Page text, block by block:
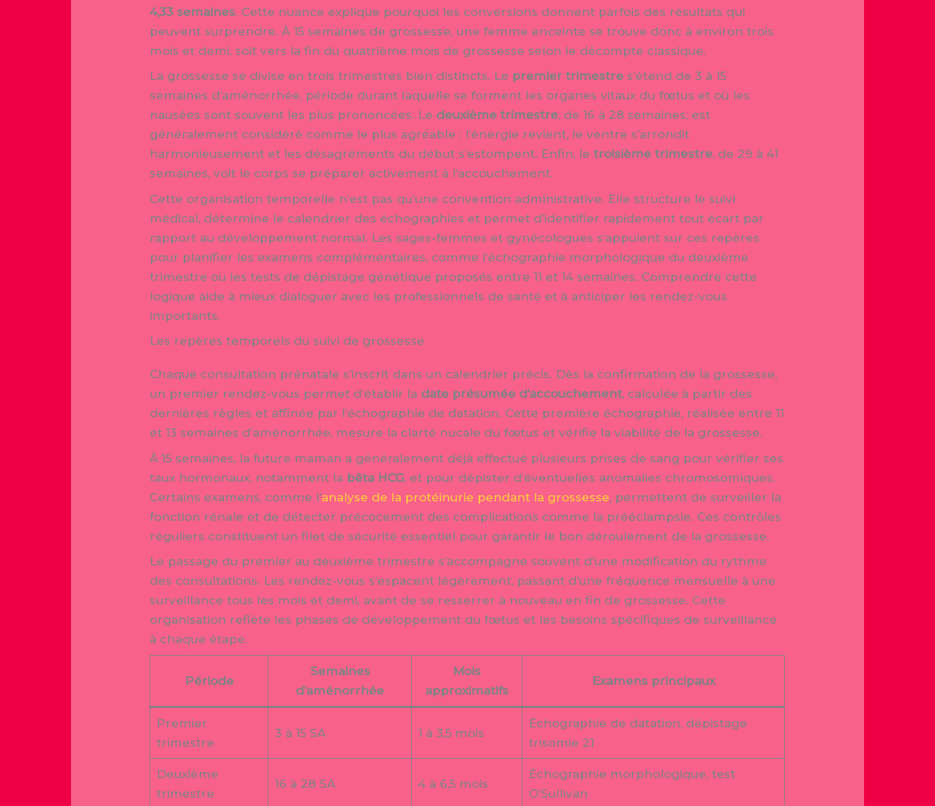
4,33 semaines. Cette nuance explique pourquoi les conversions donnent parfois des résultats qui
peuvent surprendre. À 15 semaines de grossesse, une femme enceinte se trouve donc à environ trois
mois et demi, soit vers la fin du quatrième mois de grossesse selon le décompte classique.
La grossesse se divise en trois trimestres bien distincts. Le premier trimestre s’étend de 3 à 15
semaines d’aménorrhée, période durant laquelle se forment les organes vitaux du fœtus et où les
nausées sont souvent les plus prononcées. Le deuxième trimestre, de 16 à 28 semaines, est
généralement considéré comme le plus agréable : l’énergie revient, le ventre s’arrondit
harmonieusement et les désagréments du début s’estompent. Enfin, letroisième trimestre, de 29 à 41
semaines, voit le corps se préparer activement à l’accouchement.
Cette organisation temporelle n’est pas qu’une convention administrative. Elle structure le suivi
médical, détermine le calendrier des échographies et permet d’identifier rapidement tout écart par
rapport au développement normal. Les sages-femmes et gynécologues s’appuient sur ces repères
pour planifier les examens complémentaires, comme l’échographie morphologique du deuxième
trimestre ou les tests de dépistage génétique proposés entre 11 et 14 semaines. Comprendre cette
logique aide à mieux dialoguer avec les professionnels de santé et à anticiper les rendez-vous
importants.
Les repères temporels du suivi de grossesse
Chaque consultation prénatale s’inscrit dans un calendrier précis. Dès la confirmation de la grossesse,
un premier rendez-vous permet d’établir la date présumée d’accouchement, calculée à partir des
dernières règles et affinée par l’échographie de datation. Cette première échographie, réalisée entre 11
et 13 semaines d’aménorrhée, mesure la clarté nucale du fœtus et vérifie la viabilité de la grossesse.
À 15 semaines, la future maman a généralement déjà effectué plusieurs prises de sang pour vérifier ses
taux hormonaux, notamment la bêta HCG, et pour dépister d’éventuelles anomalies chromosomiques.
Certains examens, comme l’analyse de la protéinurie pendant la grossesse, permettent de surveiller la
fonction rénale et de détecter précocement des complications comme la prééclampsie. Ces contrôles
réguliers constituent un filet de sécurité essentiel pour garantir le bon déroulement de la grossesse.
Le passage du premier au deuxième trimestre s’accompagne souvent d’une modification du rythme
des consultations. Les rendez-vous s’espacent légèrement, passant d’une fréquence mensuelle à une
surveillance tous les mois et demi, avant de se resserrer à nouveau en fin de grossesse. Cette
organisation reflète les phases de développement du fœtus et les besoins spécifiques de surveillance
à chaque étape.
Période
Semaines
d’aménorrhée
Mois
approximatifs
Examens principaux
Premier
trimestre
3 à 15 SA 1 à 3,5 mois
Échographie de datation, dépistage
trisomie 21
Deuxième
trimestre
16 à 28 SA 4 à 6,5 mois
Échographie morphologique, test
O’Sullivan